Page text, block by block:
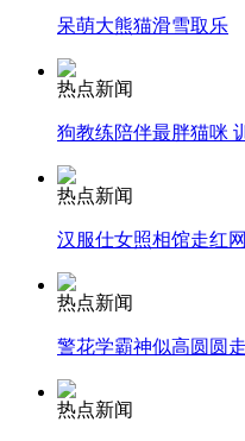
呆萌大熊猫滑雪取乐
热点新闻
狗教练陪伴最胖猫咪
热点新闻
汉服仕女照相馆走红
热点新闻
警花学霸神似高圆圆
热点新闻